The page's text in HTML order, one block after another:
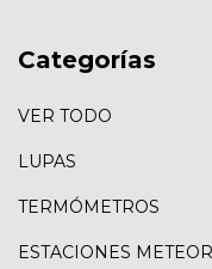
Categorías
VER TODO
LUPAS
TERMÓMETROS
ESTACIONES